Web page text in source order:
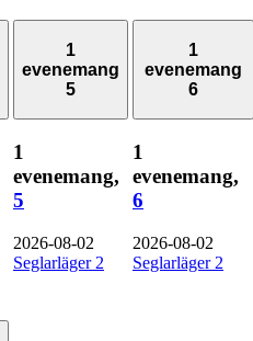
1
evenemang
5
1
evenemang,
5
2026-08-02
Seglarläger 2
1
evenemang
6
1
evenemang,
6
2026-08-02
Seglarläger 2